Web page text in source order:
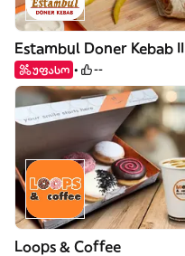
Estambul Doner Kebab II
უფასო --
Loops & Coffee